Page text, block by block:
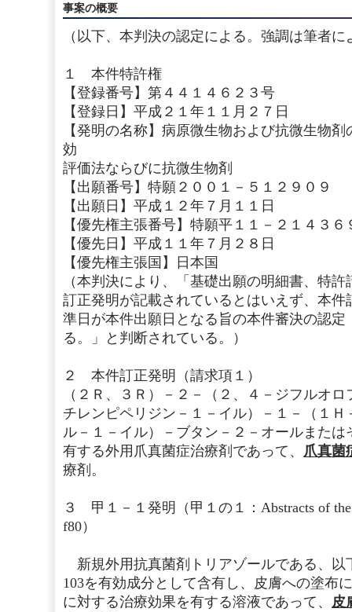
事案の概要
（以下、本判決の認定による。強調は筆者に
１ 本件特許権
【登録番号】第４４１４６２３号
【登録日】平成２１年１１月２７日
【発明の名称】病原微生物および抗微生物
効
評価法ならびに抗微生物剤
【出願番号】特願２００１－５１２９０９
【出願日】平成１２年７月１１日
【優先権主張番号】特願平１１－２１４３６
【優先日】平成１１年７月２８日
【優先権主張国】日本国
（本判決により、「基礎出願の明細書、特
訂正発明が記載されているとはいえず、本
準日が本件出願日となる旨の本件審決の認定
る。」と判断されている。）
２ 本件訂正発明（請求項１）
（２Ｒ、３Ｒ）－２－（２、４－ジフルオ
チレンピペリジン－１－イル）－１－（１
ル－１－イル）－ブタン－２－オールまた
有する外用爪真菌症治療剤であって、 爪真菌
療剤。
３ 甲１－１発明（甲１の１：Abstracts of
f80）
新規外用抗真菌剤トリアゾールである、以
103を有効成分として含有し、皮膚への塗布
に対する治療効果を有する溶液であって、 皮